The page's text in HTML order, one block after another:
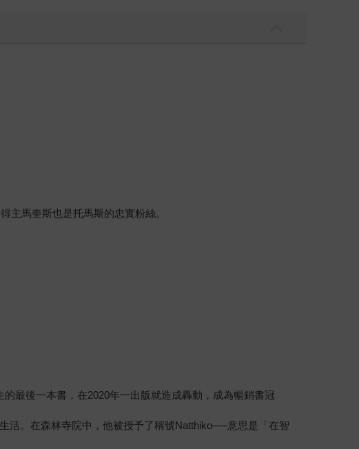
主馬奎斯也是托馬斯的忠實粉絲。
最後一本書，在2020年一出版就造成轟動，成為暢銷書冠
活。在森林寺院中，他被授予了稱號Natthiko──意思是「在智